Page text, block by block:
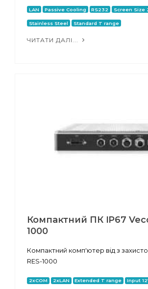
LAN Passive Cooling RS232 Screen Size
Stainless Steel Standard T range
ЧИТАТИ ДАЛІ...
Компактний ПК IP67
1000
Компактний комп'ютер від з
RES-1000
2xCOM 2xLAN Extended T range Input